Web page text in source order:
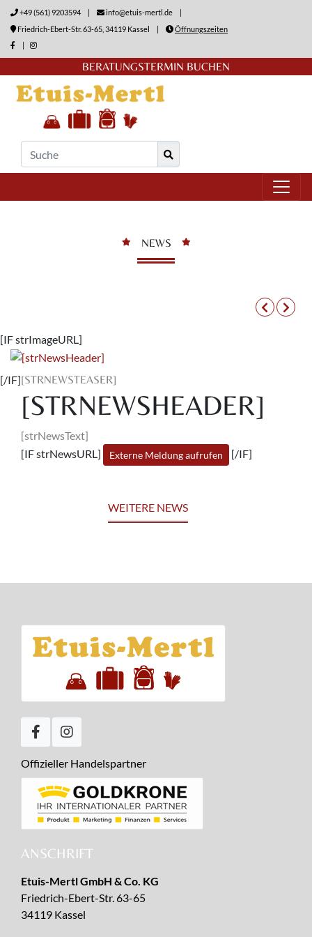
+49 (561) 9203594 | info@etuis-mertl.de
|
Friedrich-Ebert-Str. 63-65, 34119 Kassel
|
Öffnungszeiten
|
BERATUNGSTERMIN BUCHEN
NEWS
[IF strImageURL]
[/IF][STRNEWSTEASER]
[STRNEWSHEADER]
[strNewsText]
[IF strNewsURL]
Externe Meldung aufrufen [/IF]
WEITERE NEWS
Offizieller Handelspartner
ANSCHRIFT
Etuis-Mertl GmbH & Co. KG
Friedrich-Ebert-Str. 63-65
34119 Kassel